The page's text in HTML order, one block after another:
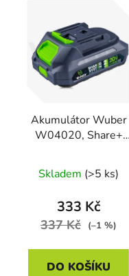
Akumulátor Wuber
W04020, Share+
Skladem (>5 ks)
333 Kč
337 Kč (–1 %)
DO KOŠÍKU